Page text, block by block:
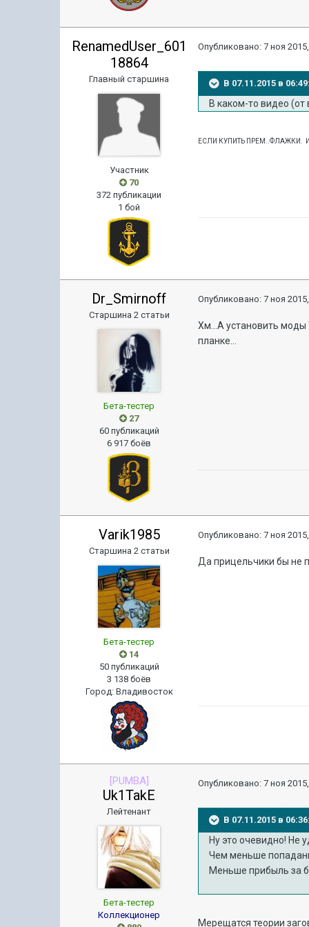
RenamedUser_601
18864
Главный старшина
Участник
70
372 публикации
1 бой
Опубликовано:7 ноя
В 07.11.2015 в
В каком-то видео
ЕСЛИ КУПИТЬ ПРЕМ..ФЛАЖКИ.
Dr_Smirnoff
Старшина 2 статьи
Бета-тестер
27
60 публикаций
6 917 боёв
Опубликовано:7 ноя
Хм...А установить моды
планке...
Varik1985
Старшина 2 статьи
Бета-тестер
14
50 публикаций
3 138 боёв
Город: Владивосток
Опубликовано:7 ноя
Да прицельчики бы не
[PUMBA]
Uk1TakE
Лейтенант
Бета-тестер
Коллекционер
Опубликовано:7 ноя
В 07.11.2015 в
Ну это очевидно! Не
Чем меньше
Меньше прибыль за
Мерещатся теории